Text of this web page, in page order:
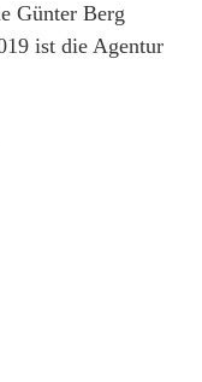
Günter Berg
ist die Agentur